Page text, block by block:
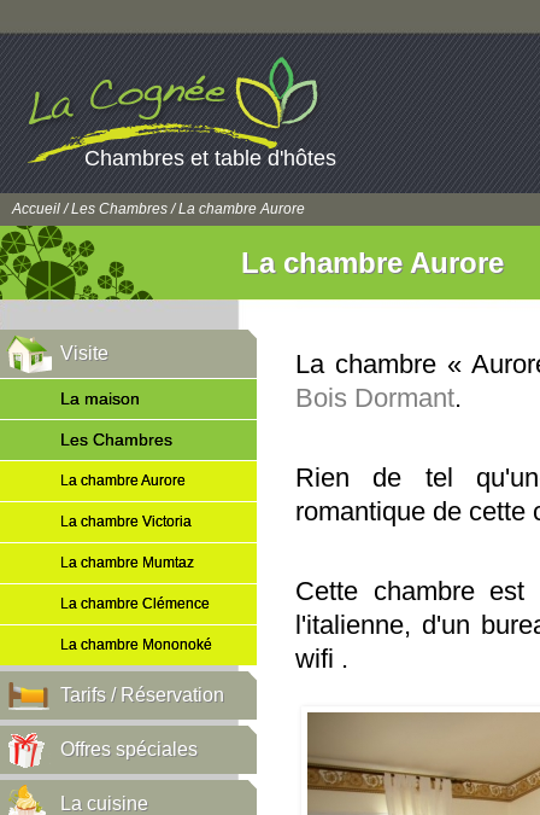
Chambres et table d'hôtes
Accueil/Les Chambres/ La chambre Aurore
La chambre Aurore
Visite
La maison
Les Chambres
La chambre Aurore
La chambre Victoria
La chambre Mumtaz
La chambre Clémence
La chambre Mononoké
Tarifs / Réservation
Offres spéciales
La cuisine
La chambre «
Bois Dormant.
Rien de tel
romantique de cette
Cette chambre
l'italienne, d'un
wifi .